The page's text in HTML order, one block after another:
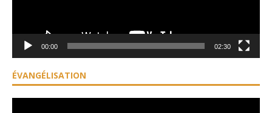
00:00 02:30
ÉVANGÉLISATION